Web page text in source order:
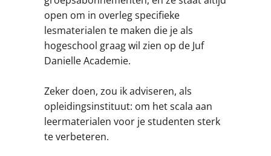
open om in overleg specifieke
lesmaterialen te maken die je als
hogeschool graag wil zien op de Juf
Danielle Academie.
Zeker doen, zou ik adviseren, als
opleidingsinstituut: om het scala aan
leermaterialen voor je studenten sterk
te verbeteren.